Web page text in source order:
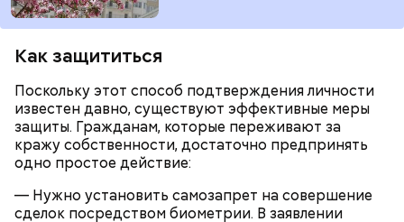
Как защититься
Поскольку этот способ подтверждения личности
известен давно, существуют эффективные меры
защиты. Гражданам, которые переживают за
кражу собственности, достаточно предпринять
одно простое действие:
— Нужно установить самозапрет на совершение
сделок посредством биометрии. В заявлении
День малины со сливками отмечается в США в
честь вкусового сочетания этой ягоды со сливками.
В этот праздник люди едят не только малину со
сливками, но и другие десерты на основе этих
двух ингредиентов. Их можно купить в магазине
или сделать самостоятельно вместе со своими
родными и близкими.
— Кабачки нужно натереть длинными слайсами
(это можно сделать на специальной терке),
похожими на спагетти, и уложить в противень.
Дальше нужно добавить немного растительного
масла, соль, а сверху бросить хаотично
порезанную брынзу. Затем добавляются помидоры
черри или грунтовые, — рассказал шеф-повар.